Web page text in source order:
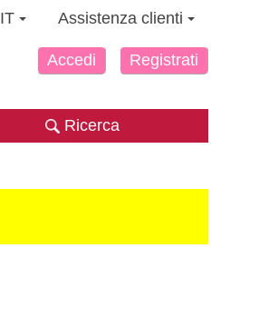
IT Assistenza clienti
Accedi Registrati
Ricerca